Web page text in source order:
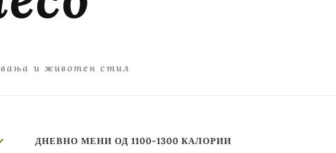
и животен стил
ДНЕВНО МЕНИ ОД 1100-1300 КАЛОРИИ